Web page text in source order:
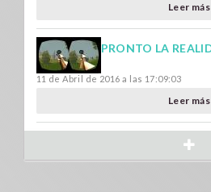
Leer más
11 de Abril de 2016 a las 17:09:03
Leer más